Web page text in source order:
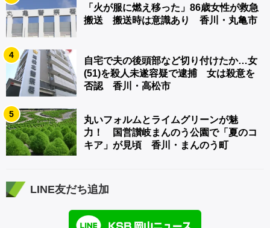
「火が服に燃え移った」86歳女性が救急
搬送 搬送時は意識あり 香川・丸亀市
4
自宅で夫の後頭部など切り付けたか…女
(51)を殺人未遂容疑で逮捕 女は殺意を
否認 香川・高松市
5
丸いフォルムとライムグリーンが魅
力！ 国営讃岐まんのう公園で「夏のコ
キア」が見頃 香川・まんのう町
LINE友だち追加